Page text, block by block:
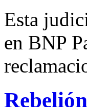
Esta
en BNP